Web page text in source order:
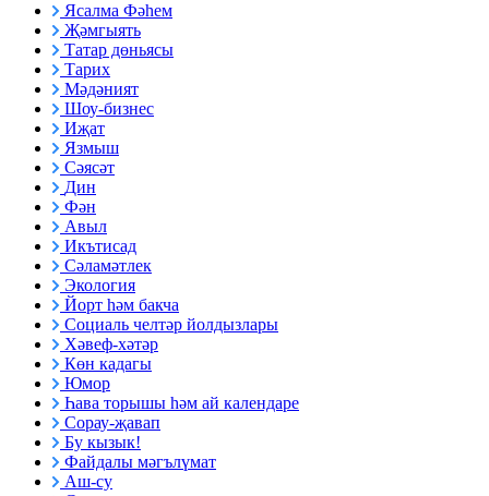
Ясалма Фәһем
Җәмгыять
Татар дөньясы
Тарих
Мәдәният
Шоу-бизнес
Иҗат
Язмыш
Сәясәт
Дин
Фән
Авыл
Икътисад
Сәламәтлек
Экология
Йорт һәм бакча
Социаль челтәр йолдызлары
Хәвеф-хәтәр
Көн кадагы
Юмор
Һава торышы һәм ай календаре
Сорау-җавап
Бу кызык!
Файдалы мәгълүмат
Аш-су